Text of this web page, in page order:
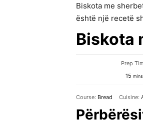
Biskota me
është një recetë
Biskota
Prep
15 mins
Course: Bread Cuisine: